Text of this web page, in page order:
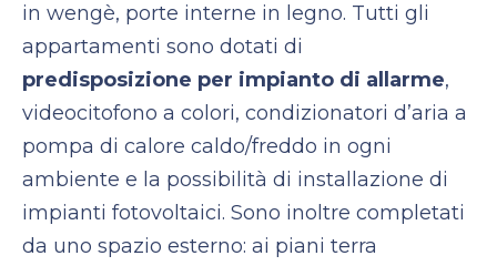
in wengè, porte interne in legno. Tutti gli
appartamenti sono dotati di
predisposizione per impianto di allarme,
videocitofono a colori, condizionatori d’aria a
pompa di calore caldo/freddo in ogni
ambiente e la possibilità di installazione di
impianti fotovoltaici. Sono inoltre completati
da uno spazio esterno: ai piani terra